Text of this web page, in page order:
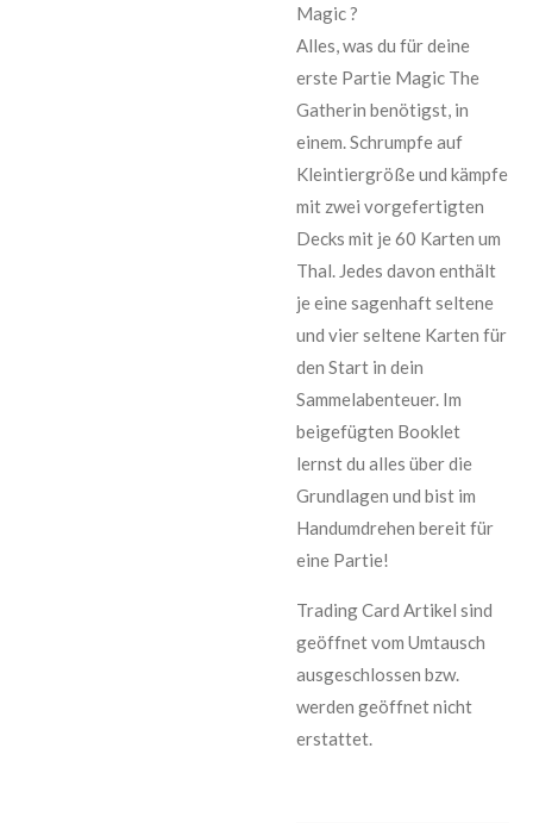
Magic ?
Alles, was du für deine
erste Partie Magic The
Gatherin benötigst, in
einem. Schrumpfe auf
Kleintiergröße und kämpfe
mit zwei vorgefertigten
Decks mit je 60 Karten um
Thal. Jedes davon enthält
je eine sagenhaft seltene
und vier seltene Karten für
den Start in dein
Sammelabenteuer. Im
beigefügten Booklet
lernst du alles über die
Grundlagen und bist im
Handumdrehen bereit für
eine Partie!
Trading Card Artikel sind
geöffnet vom Umtausch
ausgeschlossen bzw.
werden geöffnet nicht
erstattet.